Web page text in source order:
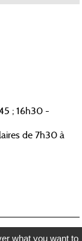
; 16h30 -
de 7h30 à
what you want to